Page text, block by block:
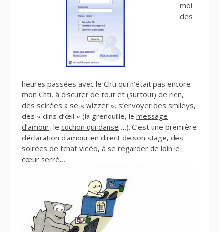
moi
des
heures passées avec le Chti qui n’était pas encore
mon Chti, à discuter de tout et (surtout) de rien,
des soirées à se « wizzer », s’envoyer des smileys,
des « clins d’œil » (la grenouille, le message
d’amour, le cochon qui danse …). C’est une première
déclaration d’amour en direct de son stage, des
soirées de tchat vidéo, à se regarder de loin le
cœur serré…